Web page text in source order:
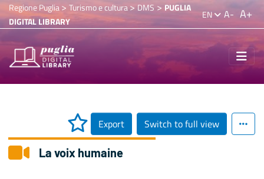
Regione Puglia> Turismo e cultura>DMS > PUGLIA
DIGITAL LIBRARY
EN A- A+
Export Switch to full view
La voix humaine